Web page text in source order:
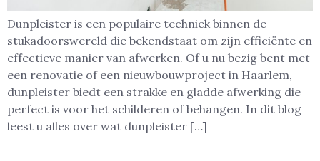
Dunpleister is een populaire techniek binnen de
stukadoorswereld die bekendstaat om zijn efficiënte en
effectieve manier van afwerken. Of u nu bezig bent met
een renovatie of een nieuwbouwproject in Haarlem,
dunpleister biedt een strakke en gladde afwerking die
perfect is voor het schilderen of behangen. In dit blog
leest u alles over wat dunpleister […]